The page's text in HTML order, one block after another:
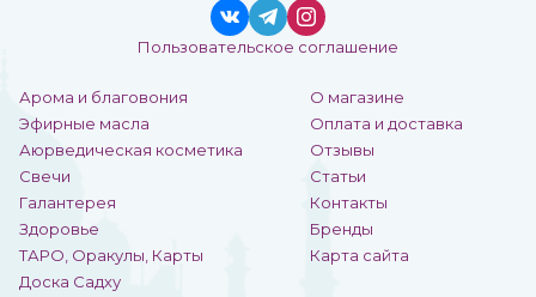
Арома и благовония
Эфирные масла
Аюрведическая косметика
Свечи
Галантерея
Здоровье
ТАРО, Оракулы, Карты
Доска Садху
О магазине
Оплата и доставка
Отзывы
Статьи
Контакты
Бренды
Карта сайта
Пользовательское соглашение